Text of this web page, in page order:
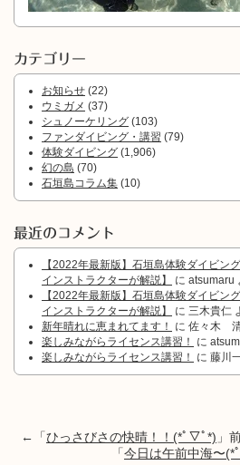
カテゴリー
お知らせ (22)
ウミガメ (37)
シュノーケリング (103)
ファンダイビング・講習 (79)
体験ダイビング (1,906)
幻の島 (70)
石垣島コラム集 (10)
最近のコメント
【2022年最新版】石垣島体験ダイビン
インストラクターが解説】
に atsumaru
【2022年最新版】石垣島体験ダイビン
インストラクターが解説】
に 三木貴仁
新年晴れに恵まれてます！
に 佐々木
楽しみながらライセンス講習！
に
楽しみながらライセンス講習！
に 藤川
←「ひっさびさの快晴！！(*ﾟ▽ﾟ*) 」
「今日は午前中海〜(*